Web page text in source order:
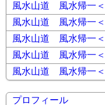
風水山道 風水帰一
風水山道 風水帰一
風水山道 風水帰一
風水山道 風水帰一＜
風水山道 風水帰一＜
プロフィール